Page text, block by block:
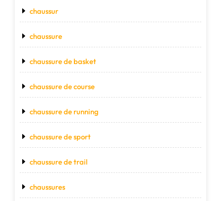
chaussur
chaussure
chaussure de basket
chaussure de course
chaussure de running
chaussure de sport
chaussure de trail
chaussures